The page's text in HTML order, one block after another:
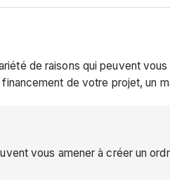
de raisons qui peuvent
de votre projet, un
vous amener à créer un